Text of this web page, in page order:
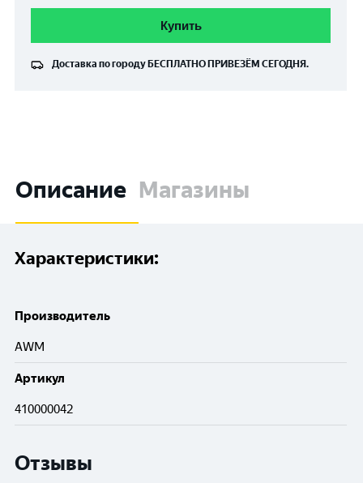
Купить
Доставка по городу БЕСПЛАТНО ПРИВЕЗЁМ СЕГОДНЯ.
Описание Магазины
Характеристики:
Производитель
AWM
Артикул
410000042
Отзывы